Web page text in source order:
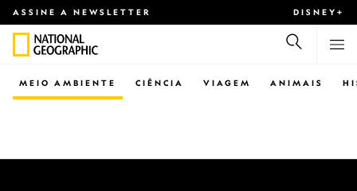
ASSINE A NEWSLETTER DISNEY+
CIÊNCIA VIAGEM ANIMAIS
MEIO AMBIENTE